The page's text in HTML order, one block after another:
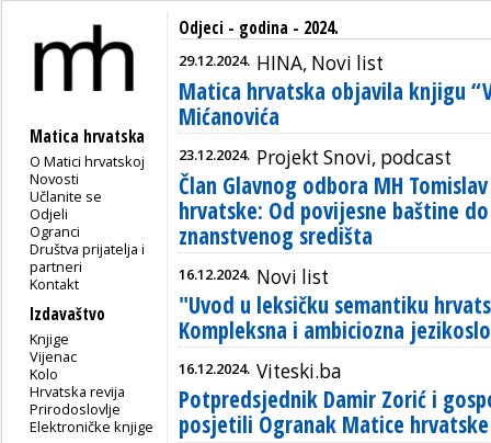
Matica hrvatska
O Matici hrvatskoj
Novosti
Učlanite se
Odjeli
Ogranci
Društva prijatelja i
partneri
Kontakt
Izdavaštvo
Knjige
Vijenac
Kolo
Hrvatska revija
Prirodoslovlje
Elektroničke knjige
Odjeci - godina - 2024.
29.12.2024. HINA, Novi list
Matica hrvatska objavila knjigu
Mićanovića
23.12.2024. Projekt Snovi, podcast
Član Glavnog odbora MH
hrvatske: Od povijesne baštine
znanstvenog središta
16.12.2024. Novi list
"Uvod u leksičku semantiku
Kompleksna i ambiciozna
16.12.2024. Viteski.ba
Potpredsjednik Damir Zorić i
posjetili Ogranak Matice